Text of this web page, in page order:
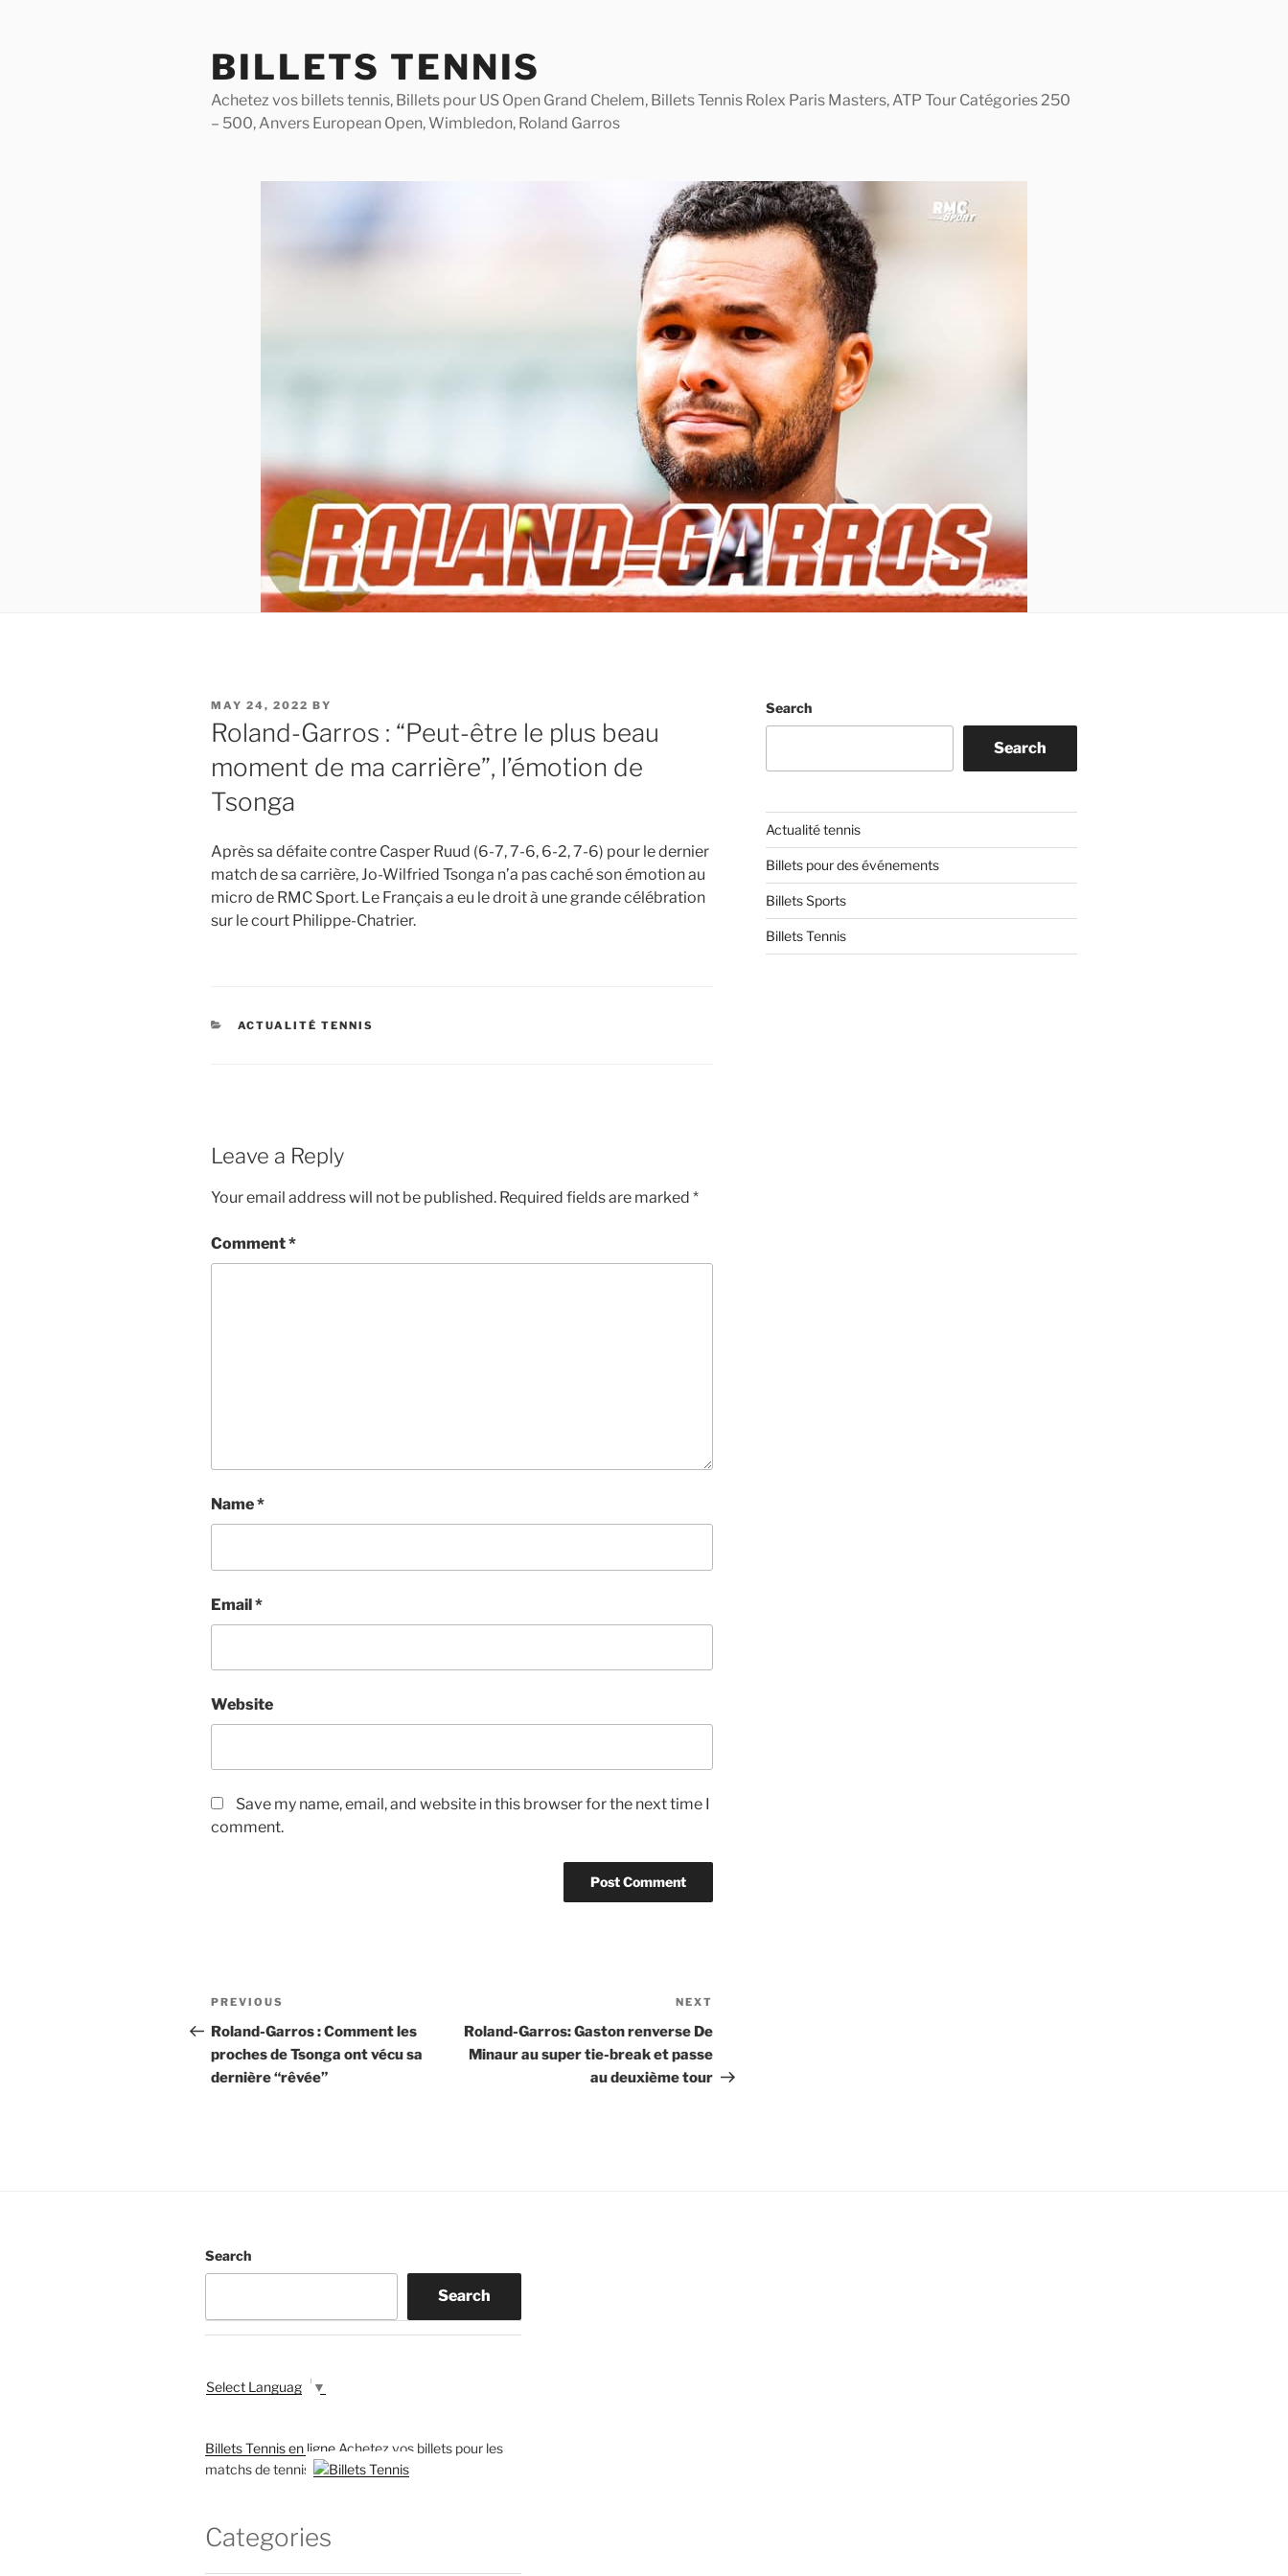
BILLETS TENNIS
Achetez vos billets tennis, Billets pour US Open Grand Chelem, Billets Tennis Rolex Paris Masters, ATP Tour Catégories 250
– 500, Anvers European Open, Wimbledon, Roland Garros
POSTED
ON
MAY 24, 2022 BY
Roland-Garros : “Peut-être le plus beau
moment de ma carrière”, l’émotion de
Tsonga
Après sa défaite contre Casper Ruud (6-7, 7-6, 6-2, 7-6) pour le dernier
match de sa carrière, Jo-Wilfried Tsonga n’a pas caché son émotion au
micro de RMC Sport. Le Français a eu le droit à une grande célébration
sur le court Philippe-Chatrier.
CATEGORIES
ACTUALITÉ TENNIS
Leave a Reply
Your email address will not be published. Required fields are marked *
Comment*
Name*
Email*
Website
Save my name, email, and website in this browser for the next time I
comment.
Post
navigation
Previous
Post
PREVIOUS
Roland-Garros : Comment les
proches de Tsonga ont vécu sa
dernière “rêvée”
Post
NEXT
Roland-Garros: Gaston renverse De
Minaur au super tie-break et passe
au deuxième tour
Search
Search
Actualité tennis
Billets pour des événements
Billets Sports
Billets Tennis
Search
Search
Select Language ▼
Billets Tennis en ligne Achetez vos billets pour les
matchs de tennis
Categories